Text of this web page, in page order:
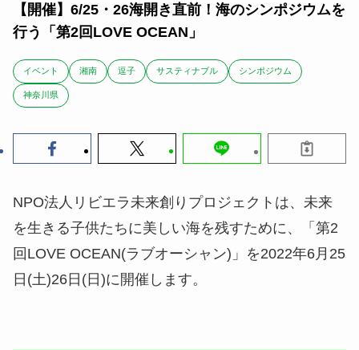
【開催】6/25・26海開き直前！海のシンポジウムを
行う「第2回LOVE OCEAN」
イベント 湘南 逗子 サスティナブル シンポジウム
神奈川県
NPO法人リビエラ未来創りプロジェクトは、未来
を生きる子供たちに美しい海を残すために、「第2
回LOVE OCEAN(ラブオーシャン)」を2022年6月25
日(土)26日(日)に開催します。